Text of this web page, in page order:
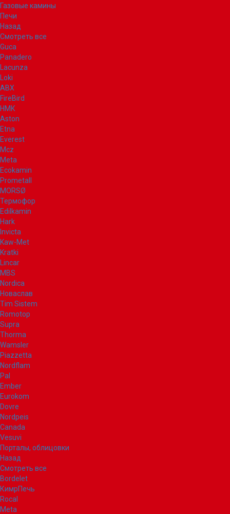
Газовые камины
Печи
Назад
Смотреть все
Guca
Panadero
Lacunza
Loki
ABX
FireBird
НМК
Aston
Etna
Everest
Mcz
Meta
Ecokamin
Prometall
MORSØ
Термофор
Edilkamin
Hark
Invicta
Kaw-Met
Kratki
Lincar
MBS
Nordica
Новаслав
Tim Sistem
Romotop
Supra
Thorma
Wamsler
Piazzetta
Nordflam
Pal
Ember
Eurokom
Dovre
Nordpeis
Canada
Vesuvi
Порталы, облицовки
Назад
Смотреть все
Bordelet
КимрПечь
Rocal
Meta